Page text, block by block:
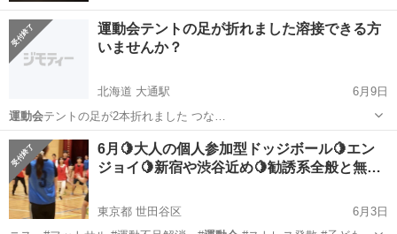
運動会テントの足が折れました溶接できる方
いませんか？
北海道 大通駅
6月9日
運動会
テントの足が2本折れました つな…
北海道 札幌市 大通駅 その他 運動会
6月🍋大人の個人参加型ドッジボール🍋エン
ジョイ🍋新宿や渋谷近め🍋勧誘系全般と無…
東京都 世田谷区
6月3日